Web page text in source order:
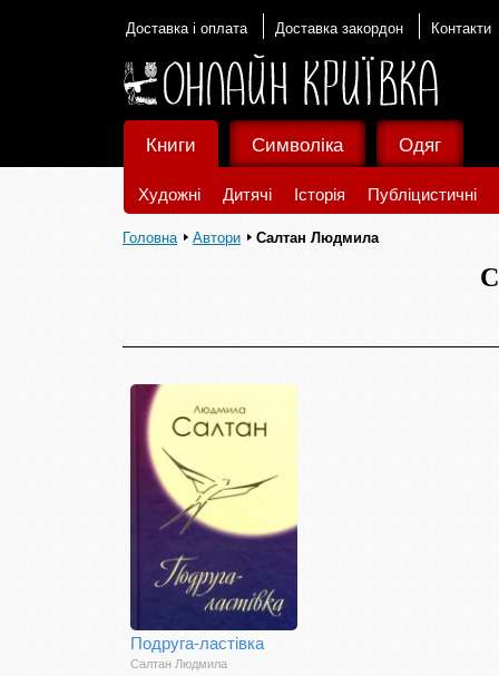
Доставка і оплата Доставка закордон Контакти
Книги
Художні Дитячі Історія Публіцистичні
Символіка Одяг
Головна Автори Салтан Людмила
Подруга-ластівка
Салтан Людмила